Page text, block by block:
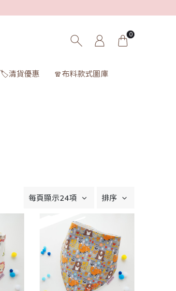
0
🏷️清貨優惠 🧣布料款式圖庫
每頁顯示24項 排序